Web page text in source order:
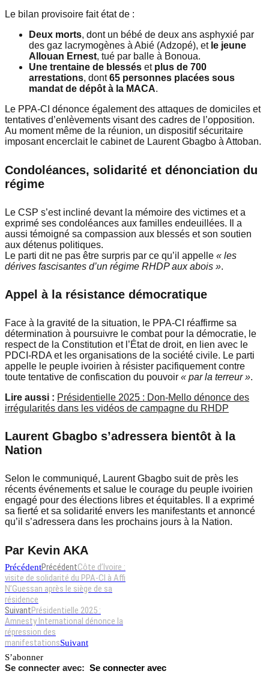
Le bilan provisoire fait état de :
Deux morts, dont un bébé de deux ans asphyxié par
des gaz lacrymogènes à Abié (Adzopé), et le jeune
Allouan Ernest, tué par balle à Bonoua.
Une trentaine de blessés et plus de 700
arrestations, dont65 personnes placées sous
mandat de dépôt à la MACA.
Le PPA-CI dénonce également des attaques de domiciles et
tentatives d’enlèvements visant des cadres de l’opposition.
Au moment même de la réunion, un dispositif sécuritaire
imposant encerclait le cabinet de Laurent Gbagbo à Attoban.
Condoléances, solidarité et dénonciation du
régime
Le CSP s’est incliné devant la mémoire des victimes et a
exprimé ses condoléances aux familles endeuillées. Il a
aussi témoigné sa compassion aux blessés et son soutien
aux détenus politiques.
Le parti dit ne pas être surpris par ce qu’il appelle « les
dérives fascisantes d’un régime RHDP aux abois ».
Appel à la résistance démocratique
Face à la gravité de la situation, le PPA-CI réaffirme sa
détermination à poursuivre le combat pour la démocratie, le
respect de la Constitution et l’État de droit, en lien avec le
PDCI-RDA et les organisations de la société civile. Le parti
appelle le peuple ivoirien à résister pacifiquement contre
toute tentative de confiscation du pouvoir « par la terreur ».
Lire aussi : Présidentielle 2025 : Don-Mello dénonce des
irrégularités dans les vidéos de campagne du RHDP
Laurent Gbagbo s’adressera bientôt à la
Nation
Selon le communiqué, Laurent Gbagbo suit de près les
récents événements et salue le courage du peuple ivoirien
engagé pour des élections libres et équitables. Il a exprimé
sa fierté et sa solidarité envers les manifestants et annoncé
qu’il s’adressera dans les prochains jours à la Nation.
Par Kevin AKA
PrécédentPrécédentCôte d’Ivoire :
visite de solidarité du PPA-CI à Affi
N’Guessan après le siège de sa
résidence
SuivantPrésidentielle 2025 :
Amnesty International dénonce la
répression des
manifestationsSuivant
S’abonner
Se connecter avec